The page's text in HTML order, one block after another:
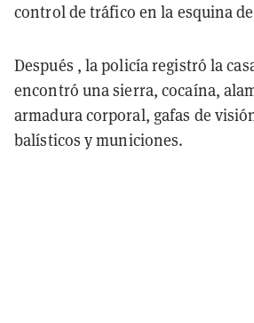
control de tráfico en la esquina
Después , la policía registró la
encontró una sierra, cocaína,
armadura corporal, gafas de
balísticos y municiones.